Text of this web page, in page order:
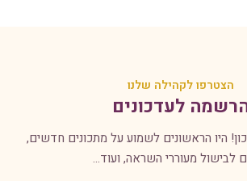
הצטרפו לקהילה שלנו
לעדכונים
היו הראשונים לשמוע על מתכונים חדשים,
לבישול מעוררי השראה, ועוד...